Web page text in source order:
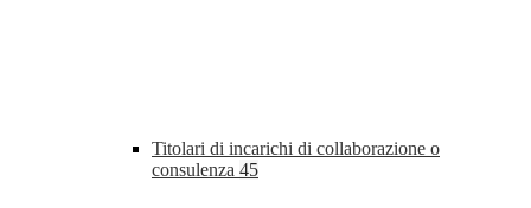
Titolari di incarichi di collaborazione o
consulenza 45